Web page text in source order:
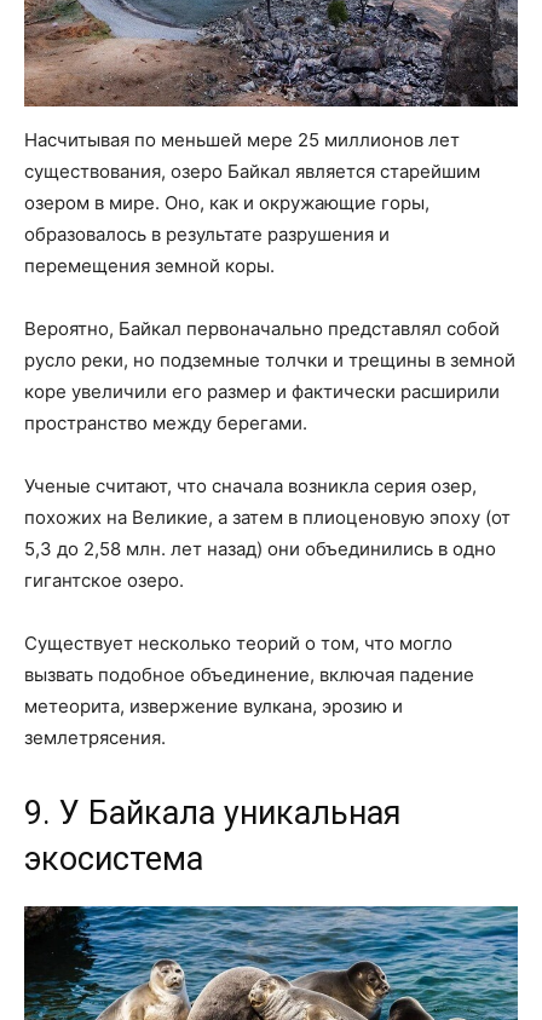
Насчитывая по меньшей мере 25 миллионов лет
существования, озеро Байкал является старейшим
озером в мире. Оно, как и окружающие горы,
образовалось в результате разрушения и
перемещения земной коры.
Вероятно, Байкал первоначально представлял собой
русло реки, но подземные толчки и трещины в земной
коре увеличили его размер и фактически расширили
пространство между берегами.
Ученые считают, что сначала возникла серия озер,
похожих на Великие, а затем в плиоценовую эпоху (от
5,3 до 2,58 млн. лет назад) они объединились в одно
гигантское озеро.
Существует несколько теорий о том, что могло
вызвать подобное объединение, включая падение
метеорита, извержение вулкана, эрозию и
землетрясения.
9. У Байкала уникальная
экосистема